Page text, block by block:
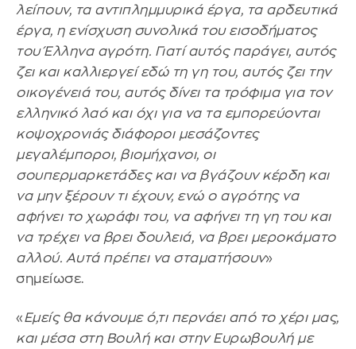
λείπουν, τα αντιπλημμυρικά έργα, τα αρδευτικά
έργα, η ενίσχυση συνολικά του εισοδήματος
του Έλληνα αγρότη. Γιατί αυτός παράγει, αυτός
ζει και καλλιεργεί εδώ τη γη του, αυτός ζει την
οικογένειά του, αυτός δίνει τα τρόφιμα για τον
ελληνικό λαό και όχι για να τα εμπορεύονται
κοψοχρονιάς διάφοροι μεσάζοντες
μεγαλέμποροι, βιομήχανοι, οι
σουπερμαρκετάδες και να βγάζουν κέρδη και
να μην ξέρουν τι έχουν, ενώ ο αγρότης να
αφήνει το χωράφι του, να αφήνει τη γη του και
να τρέχει να βρει δουλειά, να βρει μεροκάματο
αλλού. Αυτά πρέπει να σταματήσουν»
σημείωσε.
«Εμείς θα κάνουμε ό,τι περνάει από το χέρι μας,
και μέσα στη Βουλή και στην Ευρωβουλή με